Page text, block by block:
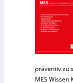
präventiv zu
MES Wissen